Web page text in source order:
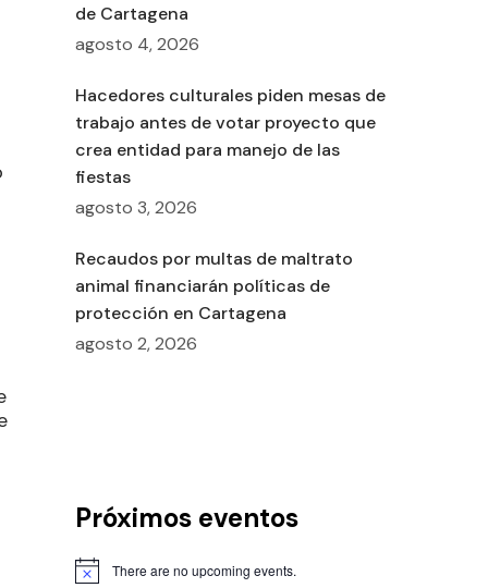
de Cartagena
agosto 4, 2026
Hacedores culturales piden mesas de
trabajo antes de votar proyecto que
crea entidad para manejo de las
fiestas
agosto 3, 2026
Recaudos por multas de maltrato
animal financiarán políticas de
protección en Cartagena
agosto 2, 2026
Próximos eventos
There are no upcoming events.